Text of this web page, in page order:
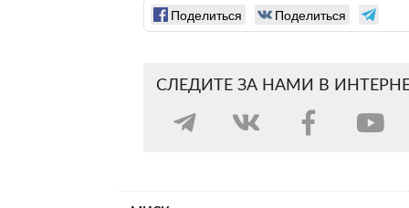
Поделиться Поделиться
СЛЕДИТЕ ЗА НАМИ В